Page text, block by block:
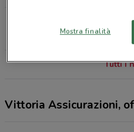
Via Domenico
26.9 km
Tutti i
Vittoria Assicurazioni,
Mostra finalità